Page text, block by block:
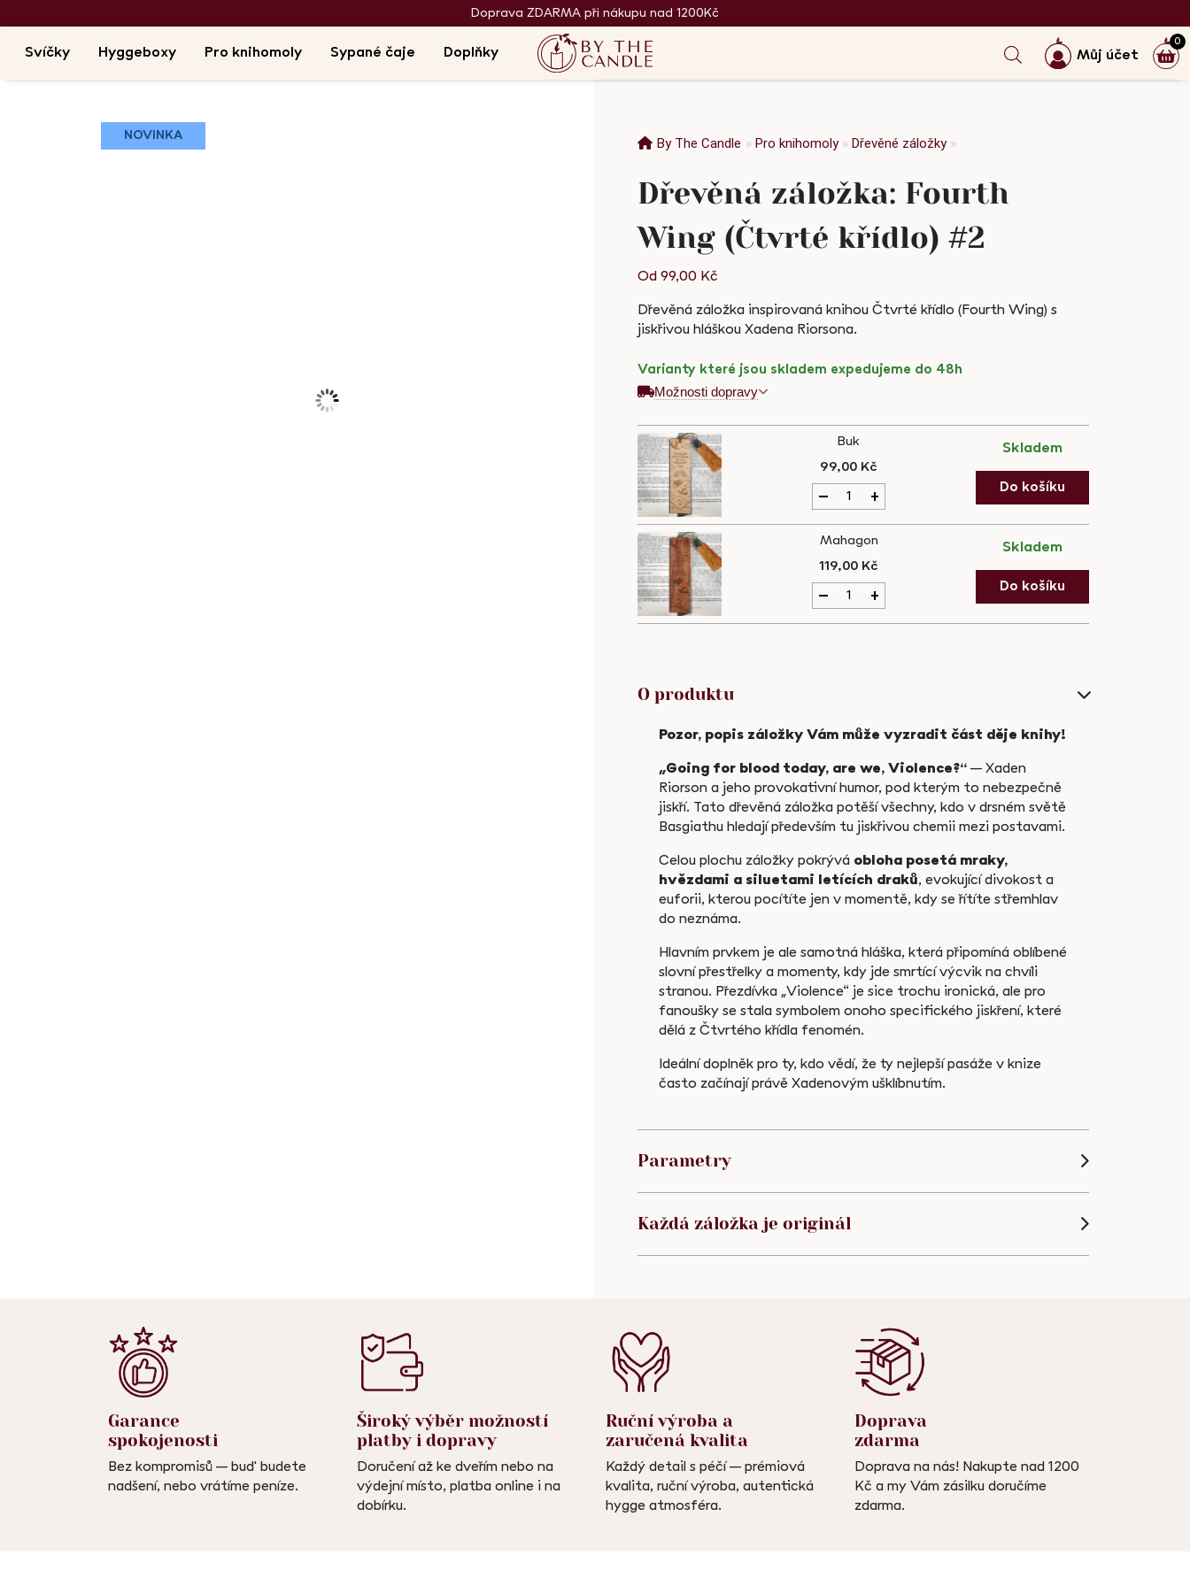
Doprava ZDARMA při nákupu nad 1200Kč
Svíčky Hyggeboxy Pro knihomoly Sypané čaje Doplňky Můj účet
0
NOVINKA By The Candle » Pro knihomoly » Dřevěné záložky »
Dřevěná záložka: Fourth
Wing (Čtvrté křídlo) #2
Od 99,00 Kč
Dřevěná záložka inspirovaná knihou Čtvrté křídlo (Fourth Wing) s
jiskřivou hláškou Xadena Riorsona.
Varianty které jsou skladem expedujeme do 48h
Možnosti dopravy
Buk
99,00 Kč
Dřevěná
záložka:
Fourth
Wing
(Čtvrté
křídlo)
+
Skladem
Do košíku
Mahagon
119,00 Kč
Dřevěná
záložka:
Fourth
+
Skladem
Do košíku
O produktu
Pozor, popis záložky Vám může vyzradit část děje knihy!
„Going for blood today, are we, Violence?“ – Xaden
Riorson a jeho provokativní humor, pod kterým to nebezpečně
jiskří. Tato dřevěná záložka potěší všechny, kdo v drsném světě
Basgiathu hledají především tu jiskřivou chemii mezi postavami.
Celou plochu záložky pokrývá obloha posetá mraky,
hvězdami a siluetami letících draků, evokující divokost a
euforii, kterou pocítíte jen v momentě, kdy se řítíte střemhlav
do neznáma.
Hlavním prvkem je ale samotná hláška, která připomíná oblíbené
slovní přestřelky a momenty, kdy jde smrtící výcvik na chvíli
stranou. Přezdívka „Violence“ je sice trochu ironická, ale pro
fanoušky se stala symbolem onoho specifického jiskření, které
dělá z Čtvrtého křídla fenomén.
Ideální doplněk pro ty, kdo vědí, že ty nejlepší pasáže v knize
často začínají právě Xadenovým ušklíbnutím.
Parametry
Každá záložka je originál
Garance
spokojenosti
Bez kompromisů – buď budete
nadšení, nebo vrátíme peníze.
Široký výběr možností
platby i dopravy
Doručení až ke dveřím nebo na
výdejní místo, platba online i na
dobírku.
Ruční výroba a
zaručená kvalita
Každý detail s péčí – prémiová
kvalita, ruční výroba, autentická
hygge atmosféra.
Doprava
zdarma
Doprava na nás! Nakupte nad 1200
Kč a my Vám zásilku doručíme
zdarma.